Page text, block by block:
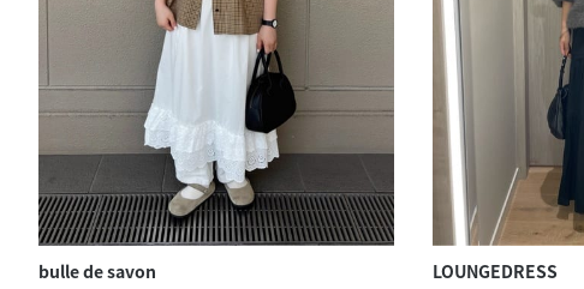
bulle de savon LOUNGEDRESS